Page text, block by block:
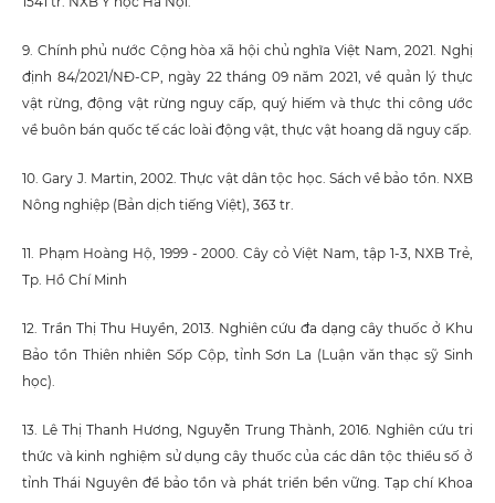
9. Chính phủ nước Cộng hòa xã hội chủ nghĩa Việt Nam, 2021. Nghị
định 84/2021/NĐ-CP, ngày 22 tháng 09 năm 2021, về quản lý thực
vật rừng, động vật rừng nguy cấp, quý hiếm và thực thi công ước
về buôn bán quốc tế các loài động vật, thực vật hoang dã nguy cấp.
10. Gary J. Martin, 2002. Thực vật dân tộc học. Sách về bảo tồn. NXB
Nông nghiệp (Bản dịch tiếng Việt), 363 tr.
11. Phạm Hoàng Hộ, 1999 - 2000. Cây cỏ Việt Nam, tập 1-3, NXB Trẻ,
Tp. Hồ Chí Minh
12. Trần Thị Thu Huyền, 2013. Nghiên cứu đa dạng cây thuốc ở Khu
Bảo tồn Thiên nhiên Sốp Cộp, tỉnh Sơn La (Luận văn thạc sỹ Sinh
học).
13. Lê Thị Thanh Hương, Nguyễn Trung Thành, 2016. Nghiên cứu tri
thức và kinh nghiệm sử dụng cây thuốc của các dân tộc thiểu số ở
tỉnh Thái Nguyên để bảo tồn và phát triển bền vững. Tạp chí Khoa